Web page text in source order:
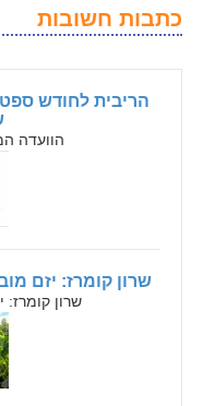
כתבות חשובות
הוועדה
שרון קומרז: יזם
שרון קומרז: